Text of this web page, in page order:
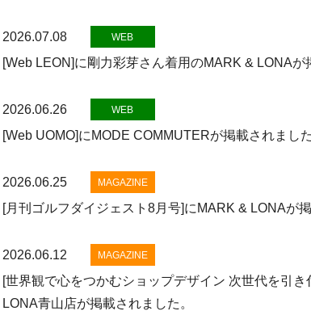
2026.07.08 WEB
[Web LEON]に剛力彩芽さん着用のMARK & LONAが
2026.06.26 WEB
[Web UOMO]にMODE COMMUTERが掲載されました
2026.06.25 MAGAZINE
[月刊ゴルフダイジェスト8月号]にMARK & LONAが
2026.06.12 MAGAZINE
[世界観で心をつかむショップデザイン 次世代を引
LONA青山店が掲載されました。